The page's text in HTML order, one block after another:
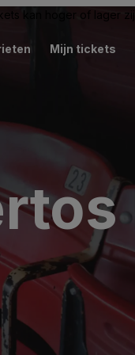
kan hoger of lager
Mijn tickets